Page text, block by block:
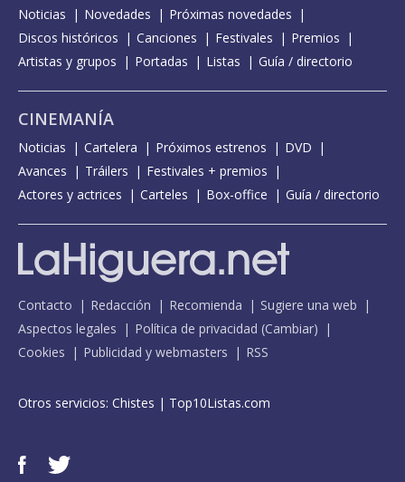
Noticias Novedades
Próximas novedades
Discos históricos
Canciones Festivales
Premios
Artistas y grupos
Portadas Listas Guía / directorio
CINEMANÍA
Noticias Cartelera Próximos estrenos
DVD
Avances
Tráilers
Festivales + premios
Actores y actrices
Carteles Box-office Guía / directorio
Contacto Redacción Recomienda
Sugiere una web
Aspectos legales
Política de privacidad (Cambiar)
Cookies
Publicidad y webmasters RSS
Otros servicios: Chistes | Top10Listas.com